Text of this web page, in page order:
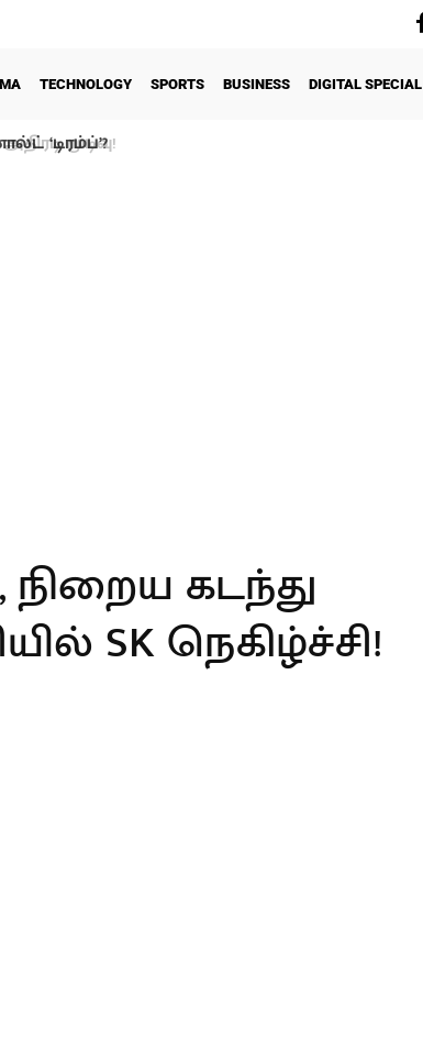
TECHNOLOGY SPORTS BUSINESS DIGITAL SPECIAL
‘டிரம்ப்’?
கடந்து
SK நெகிழ்ச்சி!